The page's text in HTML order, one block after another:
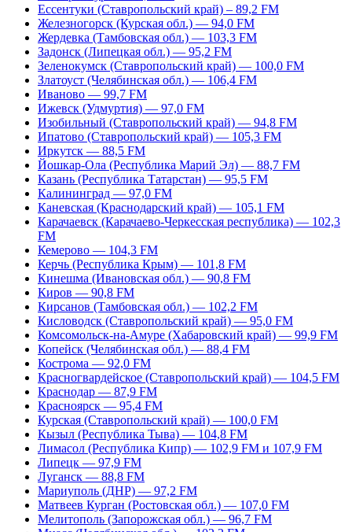
Ессентуки (Ставропольский край) – 89,2 FM
Железногорск (Курская обл.) — 94,0 FM
Жердевка (Тамбовская обл.) — 103,3 FM
Задонск (Липецкая обл.) — 95,2 FM
Зеленокумск (Ставропольский край) — 100,0 FM
Златоуст (Челябинская обл.) — 106,4 FM
Иваново — 99,7 FM
Ижевск (Удмуртия) — 97,0 FM
Изобильный (Ставропольский край) — 94,8 FM
Ипатово (Ставропольский край) — 105,3 FM
Иркутск — 88,5 FM
Йошкар-Ола (Республика Марий Эл) — 88,7 FM
Казань (Республика Татарстан) — 95,5 FM
Калининград — 97,0 FM
Каневская (Краснодарский край) — 105,1 FM
Карачаевск (Карачаево-Черкесская республика) — 102,3
FM
Кемерово — 104,3 FM
Керчь (Республика Крым) — 101,8 FM
Кинешма (Ивановская обл.) — 90,8 FM
Киров — 90,8 FM
Кирсанов (Тамбовская обл.) — 102,2 FM
Кисловодск (Ставропольский край) — 95,0 FM
Комсомольск-на-Амуре (Хабаровский край) — 99,9 FM
Копейск (Челябинская обл.) — 88,4 FM
Кострома — 92,0 FM
Красногвардейское (Ставропольский край) — 104,5 FM
Краснодар — 87,9 FM
Красноярск — 95,4 FM
Курская (Ставропольский край) — 100,0 FM
Кызыл (Республика Тыва) — 104,8 FM
Лимасол (Республика Кипр) — 102,9 FM и 107,9 FM
Липецк — 97,9 FM
Луганск — 88,8 FM
Мариуполь (ДНР) — 97,2 FM
Матвеев Курган (Ростовская обл.) — 107,0 FM
Мелитополь (Запорожская обл.) — 96,7 FM